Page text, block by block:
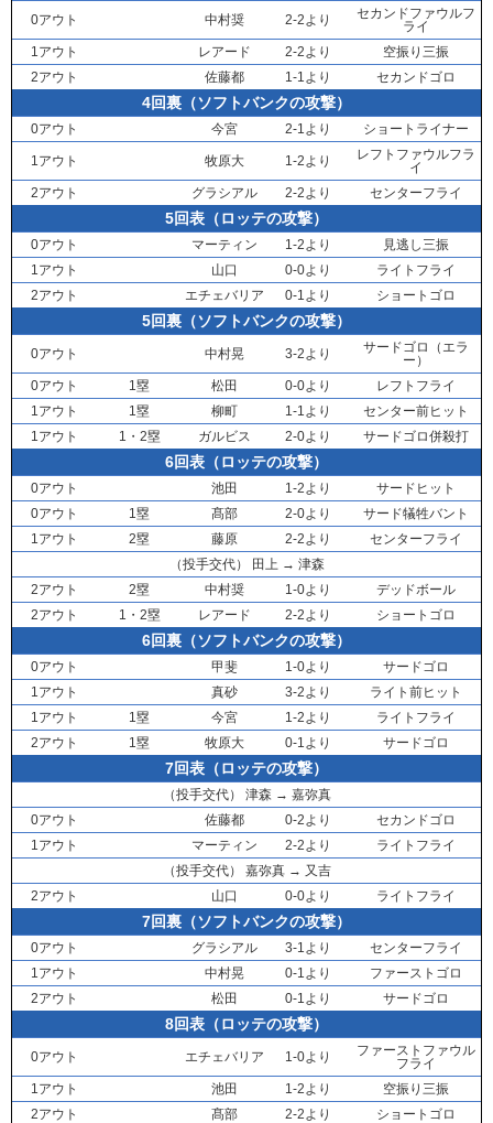
0アウト 中村奨 2-2より
セカンドファウルフ
ライ
1アウト
レアード 2-2より
空振り三振
2アウト
佐藤都 1-1より セカンドゴロ
4回裏（ソフトバンクの攻撃）
0アウト 今宮 2-1より ショートライナー
1アウト 牧原大 1-2より
レフトファウルフラ
イ
2アウト
グラシアル 2-2より センターフライ
5回表（ロッテの攻撃）
0アウト マーティン 1-2より
見逃し三振
1アウト
山口 0-0より
ライトフライ
2アウト
エチェバリア 0-1より ショートゴロ
5回裏（ソフトバンクの攻撃）
0アウト 中村晃 3-2より
サードゴロ（エラ
ー）
0アウト
1塁 松田 0-0より
レフトフライ
1アウト
1塁 柳町 1-1より
センター前ヒット
1アウト
1・2塁 ガルビス 2-0より サードゴロ併殺打
6回表（ロッテの攻撃）
0アウト 池田 1-2より
サードヒット
0アウト
1塁 髙部 2-0より
サード犠牲バント
1アウト
2塁 藤原 2-2より
センターフライ
（投手交代）
田上→ 津森
2アウト
2塁 中村奨 1-0より
デッドボール
2アウト
1・2塁 レアード 2-2より ショートゴロ
6回裏（ソフトバンクの攻撃）
0アウト 甲斐 1-0より
サードゴロ
1アウト
真砂 3-2より
ライト前ヒット
1アウト
1塁 今宮 1-2より
ライトフライ
2アウト
1塁 牧原大 0-1より サードゴロ
7回表（ロッテの攻撃）
（投手交代） 津森 → 嘉弥真
0アウト
佐藤都 0-2より
セカンドゴロ
1アウト
マーティン 2-2より
ライトフライ
（投手交代） 嘉弥真→ 又吉
2アウト
山口 0-0より ライトフライ
7回裏（ソフトバンクの攻撃）
0アウト グラシアル 3-1より
センターフライ
1アウト
中村晃 0-1より
ファーストゴロ
2アウト
松田 0-1より サードゴロ
8回表（ロッテの攻撃）
0アウト エチェバリア 1-0より
ファーストファウル
フライ
1アウト
池田 1-2より
空振り三振
2アウト
髙部 2-2より ショートゴロ